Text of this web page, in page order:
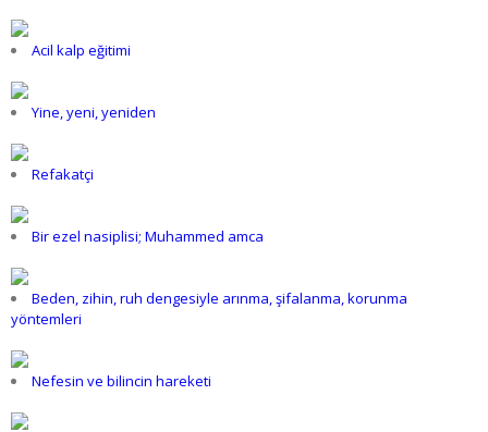
Acil kalp eğitimi
Yine, yeni, yeniden
Refakatçi
Bir ezel nasiplisi; Muhammed amca
Beden, zihin, ruh dengesiyle arınma, şifalanma, korunma
yöntemleri
Nefesin ve bilincin hareketi